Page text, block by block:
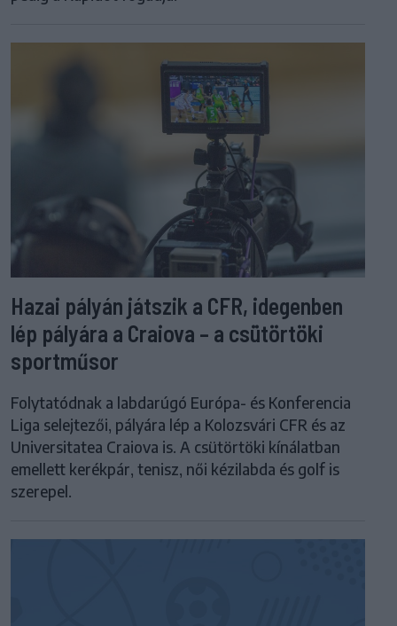
Hazai pályán játszik a CFR, idegenben
lép pályára a Craiova – a csütörtöki
sportműsor
Folytatódnak a labdarúgó Európa- és Konferencia
Liga selejtezői, pályára lép a Kolozsvári CFR és az
Universitatea Craiova is. A csütörtöki kínálatban
emellett kerékpár, tenisz, női kézilabda és golf is
szerepel.